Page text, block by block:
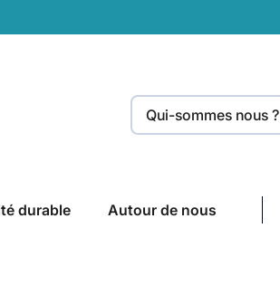
Qui-sommes nous ?
durable Autour de nous